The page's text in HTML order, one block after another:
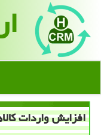
افزایش واردات